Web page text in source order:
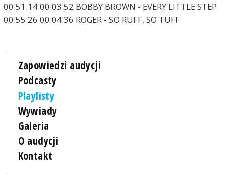
00:51:14 00:03:52 BOBBY BROWN - EVERY LITTLE STEP
00:55:26 00:04:36 ROGER - SO RUFF, SO TUFF
Zapowiedzi audycji
Podcasty
Playlisty
Wywiady
Galeria
O audycji
Kontakt